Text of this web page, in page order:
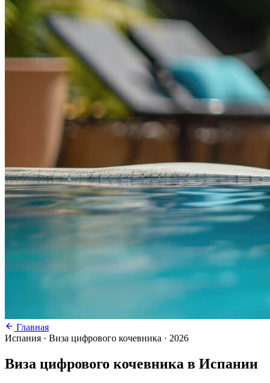
Главная
Испания · Виза цифрового кочевника · 2026
Виза цифрового кочевника в Испании